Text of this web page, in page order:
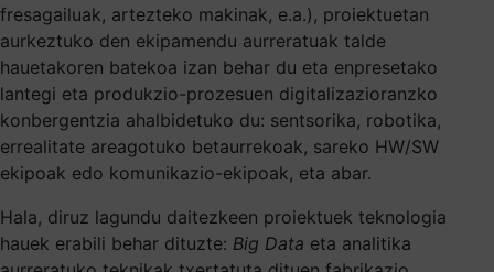
fresagailuak, artezteko makinak, e.a.), proiektuetan
aurkeztuko den ekipamendu aurreratuak talde
hauetakoren batekoa izan behar du eta enpresetako
lantegi eta produkzio-prozesuen digitalizazioranzko
konbergentzia ahalbidetuko du: sentsorika, robotika,
errealitate areagotuko betaurrekoak, sareko HW/SW
ekipoak edo komunikazio-ekipoak, eta abar.
Hala, diruz lagundu daitezkeen proiektuek teknologia
hauek erabili behar dituzte: Big Data eta analitika